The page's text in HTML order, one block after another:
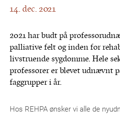
14. dec. 2021
2021 har budt på
palliative felt og inden for
livstruende sygdomme. Hele
professorer er blevet udnævnt
faggrupper i år.
Hos REHPA ønsker vi alle de